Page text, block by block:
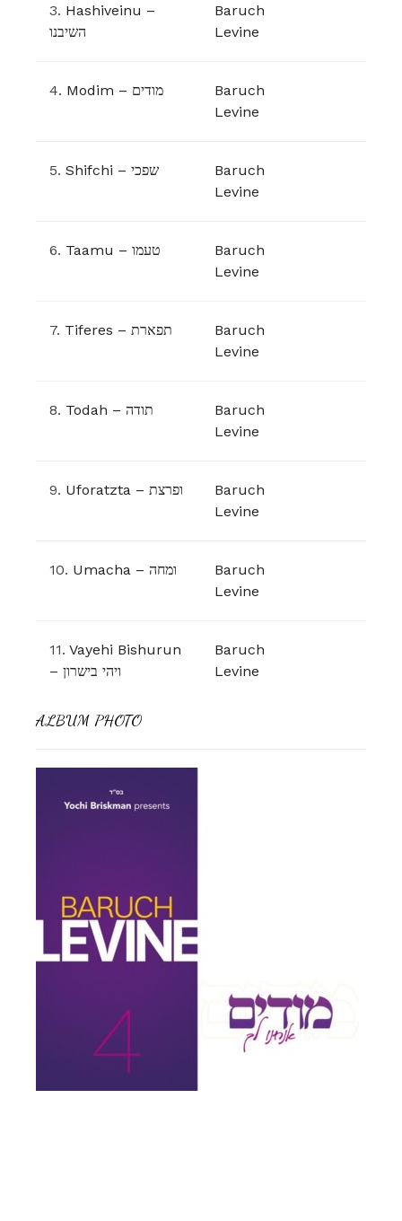
3. Hashiveinu –
השיבנו
Baruch
Levine
4. Modim – מודים
Baruch
Levine
5. Shifchi – שפכי
Baruch
Levine
6. Taamu – טעמו
Baruch
Levine
7. Tiferes – תפארת
Baruch
Levine
8. Todah – תודה
Baruch
Levine
9. Uforatzta – ופרצת
Baruch
Levine
10. Umacha – ומחה
Baruch
Levine
11. Vayehi Bishurun
– ויהי בישרון
Baruch
Levine
ALBUM PHOTO